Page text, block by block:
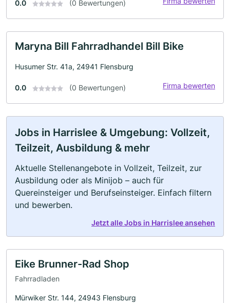
0.0 (0 Bewertungen)
Maryna Bill Fahrradhandel Bill Bike
Husumer Str. 41a, 24941 Flensburg
0.0 (0 Bewertungen) Firma bewerten
Jobs in Harrislee & Umgebung: Vollzeit,
Teilzeit, Ausbildung & mehr
Aktuelle Stellenangebote in Vollzeit, Teilzeit, zur
Ausbildung oder als Minijob – auch für
Quereinsteiger und Berufseinsteiger. Einfach filtern
und bewerben.
Jetzt alle Jobs in Harrislee ansehen
Eike Brunner-Rad Shop
Fahrradladen
Mürwiker Str. 144, 24943 Flensburg